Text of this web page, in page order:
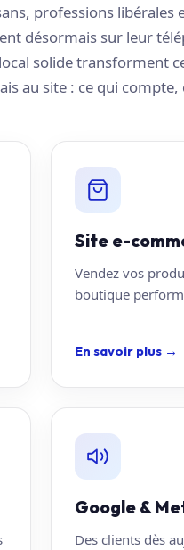
professions libérales
désormais sur leur
solide transforment
au site : ce qui
Site e-
Vendez vos
boutique
En savoir plus →
Google &
Des clients dès